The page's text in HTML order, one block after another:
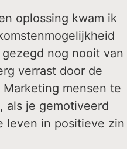
oplossing kwam ik
nog nooit van
verrast door de
mensen te
als je gemotiveerd
leven in positieve zin